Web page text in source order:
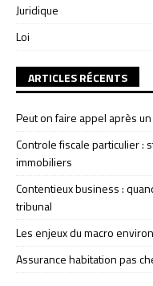
Juridique
Loi
ARTICLES RÉCENTS
Peut on faire appel après
Controle fiscale particulier :
immobiliers
Contentieux business :
tribunal
Les enjeux du macro
Assurance habitation pas